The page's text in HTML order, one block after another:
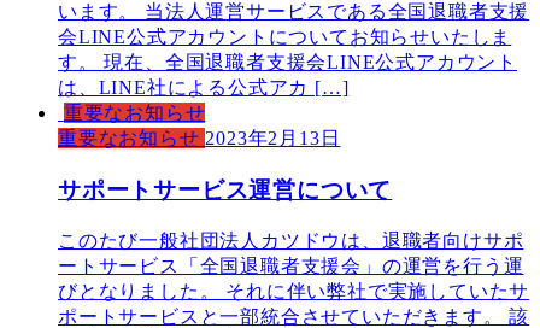
います。 当法人運営サービスである全国退職者支援
会LINE公式アカウントについてお知らせいたしま
す。 現在、全国退職者支援会LINE公式アカウント
は、LINE社による公式アカ […]
重要なお知らせ
重要なお知らせ 2023年2月13日
サポートサービス運営について
このたび一般社団法人カツドウは、退職者向けサポ
ートサービス「全国退職者支援会」の運営を行う運
びとなりました。 それに伴い弊社で実施していたサ
ポートサービスと一部統合させていただきます。 該